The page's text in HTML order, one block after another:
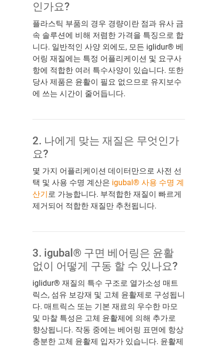
인가요?
플라스틱 부품의 경우 경량이란 점과 유사 금
속 솔루션에 비해 저렴한 가격을 특징으로 합
니다. 일반적인 사양 외에도, 모든 iglidur® 베
어링 재질에는 특정 어플리케이션 및 요구사
항에 적합한 여러 특수사양이 있습니다. 또한
당사 제품은 윤활이 필요 없으므로 유지보수
에 쓰는 시간이 줄어듭니다.
2. 나에게 맞는 재질은 무엇인가
요?
몇 가지 어플리케이션 데이터만으로 사전 선
택 및 사용 수명 계산은 igubal® 사용 수명 계
산기로 가능합니다. 부적합한 재질이 빠르게
제거되어 적합한 재질만 추천됩니다.
3. igubal® 구면 베어링은 윤활
없이 어떻게 구동 할 수 있나요?
iglidur® 재질의 특수 구조로 열가소성 매트
릭스, 섬유 보강재 및 고체 윤활제로 구성됩니
다. 매트릭스 또는 기본 재료의 우수한 마모
및 마찰 특성은 고체 윤활제에 의해 추가로
향상됩니다. 작동 중에는 베어링 표면에 항상
충분한 고체 윤활제 입자가 있습니다. 윤활제